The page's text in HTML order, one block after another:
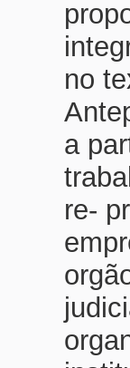
no
a
re-